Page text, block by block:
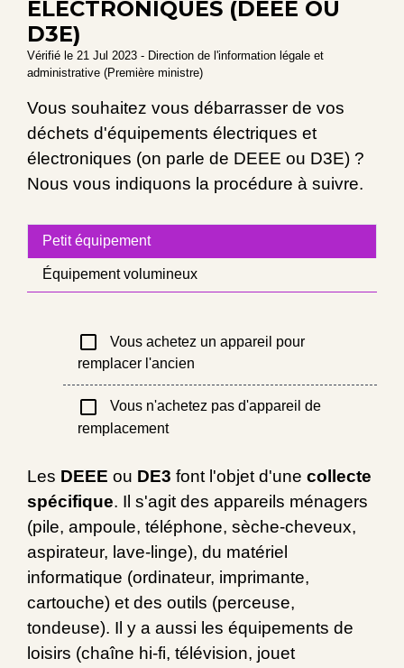
ÉLECTRONIQUES (DEEE OU
D3E)
Vérifié le 21 Jul 2023 - Direction de l'information légale et
administrative (Première ministre)
Vous souhaitez vous débarrasser de vos
déchets d'équipements électriques et
électroniques (on parle de DEEE ou D3E) ?
Nous vous indiquons la procédure à suivre.
Petit équipement
Équipement volumineux
check_box_outline_blank
Vous achetez un appareil pour
remplacer l'ancien
check_box_outline_blank
Vous n'achetez pas d'appareil de
remplacement
Les DEEE ou DE3 font l'objet d'une collecte
spécifique. Il s'agit des appareils ménagers
(pile, ampoule, téléphone, sèche-cheveux,
aspirateur, lave-linge), du matériel
informatique (ordinateur, imprimante,
cartouche) et des outils (perceuse,
tondeuse). Il y a aussi les équipements de
loisirs (chaîne hi-fi, télévision, jouet